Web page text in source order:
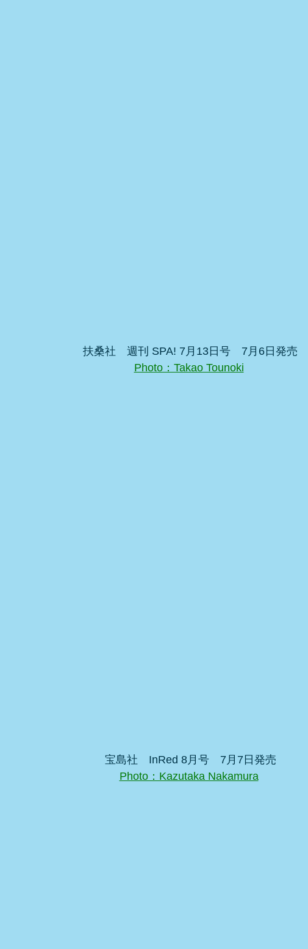
扶桑社　週刊 SPA! 7月13日号　7月6日発売
Photo：Takao Tounoki
宝島社　InRed 8月号　7月7日発売
Photo：Kazutaka Nakamura